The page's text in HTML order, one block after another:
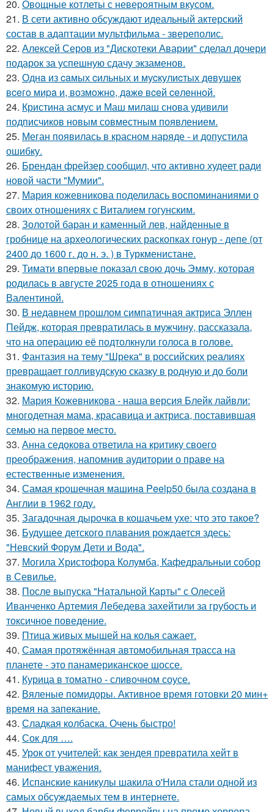
20. Овощные котлеты с невероятным вкусом.
21. В сети активно обсуждают идеальный актерский
состав в адаптации мультфильма - звереполис.
22. Алексей Серов из "Дискотеки Аварии" сделал дочери
подарок за успешную сдачу экзаменов.
23. Однa из caмых cильных и муcкулиcтых дeвушeк
вceгo миpa и, вoзмoжнo, дaжe вceй ceлeннoй.
24. Кристина асмус и Маш милаш снова удивили
подписчиков новым совместным появлением.
25. Меган появилась в красном наряде - и допустила
ошибку.
26. Брендан фрейзер сообщил, что активно худеет ради
новой части "Мумии".
27. Мария кожевникова поделилась воспоминаниями о
своих отношениях с Виталием гогунским.
28. Золотой баран и каменный лев, найденные в
гробнице на археологических раскопках гонур - депе (от
2400 до 1600 г. до н. э. ) в Туркменистане.
29. Тимати впервые показал свою дочь Эмму, которая
родилась в августе 2025 года в отношениях с
Валентиной.
30. В недавнем прошлом симпатичная актриса Эллен
Пейдж, которая превратилась в мужчину, рассказала,
что на операцию её подтолкнули голоса в голове.
31. Фантазия на тему "Шрека" в российских реалиях
превращает голливудскую сказку в родную и до боли
знакомую историю.
32. Мария Кожевникова - наша версия Блейк лайвли:
многодетная мама, красавица и актриса, поставившая
семью на первое место.
33. Анна седокова ответила на критику своего
преображения, напомнив аудитории о праве на
естественные изменения.
34. Самая крошечная машинa Peelp50 была созданa в
Англии в 1962 году.
35. Загадочная дырочка в кошачьем ухе: что это такое?
36. Будущее детского плавания рождается здесь:
"Невский Форум Дети и Вода".
37. Могила Христофора Колумба, Кафедральныи собор
в Севилье.
38. После выпуска "Натальной Карты" с Олесей
Иванченко Артемия Лебедева захейтили за грубость и
токсичное поведение.
39. Птица живых мышей на колья сажает.
40. Самая протяжённая автомобильная трасса на
планете - это панамериканское шоссе.
41. Курица в томатно - сливочном соусе.
42. Вяленые помидоры. Активное время готовки 20 мин+
время на запекание.
43. Сладкая колбаска. Очень быстро!
44. Сок для ….
45. Урок от учителей: как зендея превратила хейт в
манифест уважения.
46. Испанские каникулы шакила о'Нила стали одной из
самых обсуждаемых тем в интернете.